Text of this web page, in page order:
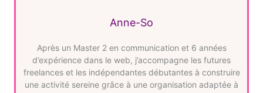
Anne-So
Après un Master 2 en communication et 6 années
d’expérience dans le web, j’accompagne les futures
freelances et les indépendantes débutantes à construire
une activité sereine grâce à une organisation adaptée à